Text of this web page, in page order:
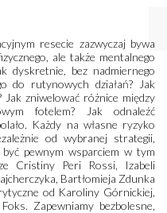
resecie zazwyczaj bywa
ale także mentalnego
dyskretnie, bez nadmiernego
do rutynowych działań? Jak
zniwelować różnice między
fotelem? Jak odnaleźć
Każdy na własne ryzyko
od wybranej strategii,
pewnym wsparciem w tym
Cristiny Peri Rossi, Izabeli
Bartłomieja Zdunka
od Karoliny Górnickiej,
Zapewniamy bezbolesne,